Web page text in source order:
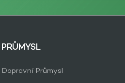
PRŮMYSL
Dopravní Průmysl